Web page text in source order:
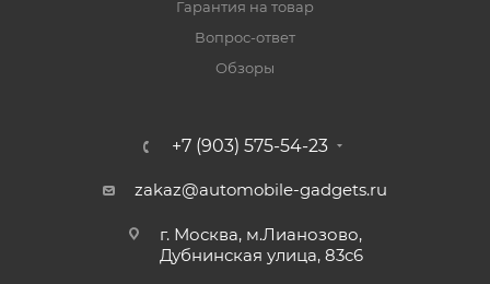
Гарантия на товар
Вопрос-ответ
Обзоры
+7 (903) 575-54-23
zakaz@automobile-gadgets.ru
г. Москва, м.Лианозово,
Дубнинская улица, 83с6